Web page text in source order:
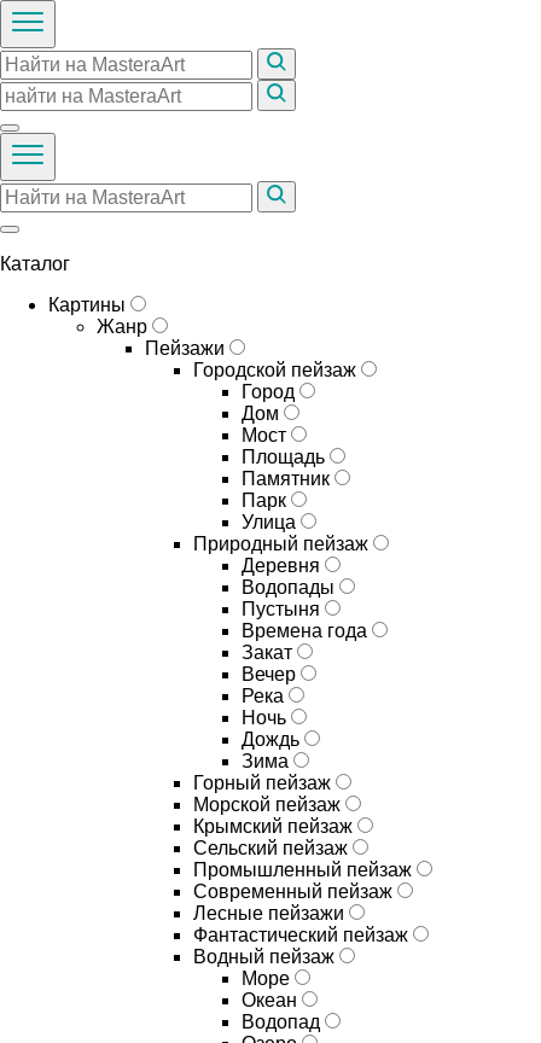
Каталог
Картины
Жанр
Пейзажи
Городской пейзаж
Город
Дом
Мост
Площадь
Памятник
Парк
Улица
Природный пейзаж
Деревня
Водопады
Пустыня
Времена года
Закат
Вечер
Река
Ночь
Дождь
Зима
Горный пейзаж
Морской пейзаж
Крымский пейзаж
Сельский пейзаж
Промышленный пейзаж
Современный пейзаж
Лесные пейзажи
Фантастический пейзаж
Водный пейзаж
Море
Океан
Водопад